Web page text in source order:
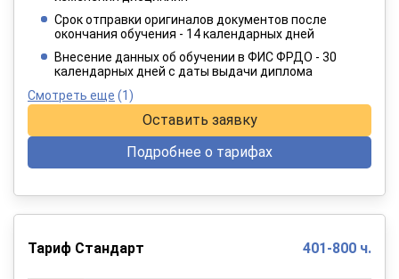
При оплате в рассрочку на 12 месяцев
Срок отправки оригиналов документов после
окончания обучения - 14 календарных дней
Внесение данных об обучении в ФИС ФРДО - 30
календарных дней с даты выдачи диплома
Смотреть еще (1)
Оставить заявку
Подробнее о тарифах
Тариф Стандарт 401-800 ч.